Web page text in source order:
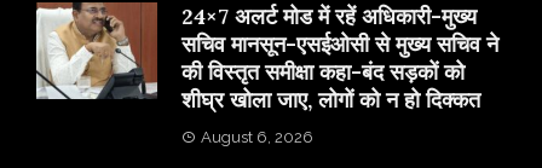
24×7 अलर्ट मोड में रहें अधिकारी-मुख्य
सचिव मानसून-एसईओसी से मुख्य सचिव ने
की विस्तृत समीक्षा कहा-बंद सड़कों को
शीघ्र खोला जाए, लोगों को न हो दिक्कत
August 6, 2026